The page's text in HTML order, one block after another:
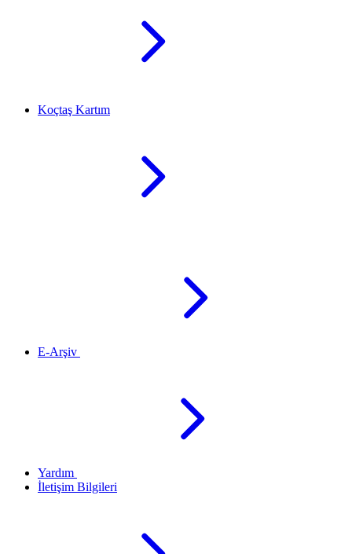
Koçtaş Kartım
E-Arşiv
Yardım
İletişim Bilgileri